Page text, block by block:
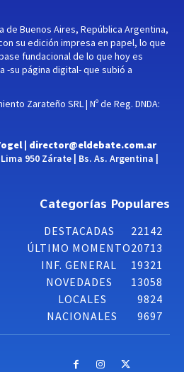
de Buenos Aires, República Argentina,
su edición impresa en papel, lo que
fundacional de lo que hoy es
-su página digital- que subió a
Zarateño SRL | Nº de Reg. DNDA:
| director@eldebate.com.ar
950 Zárate | Bs. As. Argentina |
Categorías Populares
DESTACADAS
22142
ÚLTIMO MOMENTO20713
INF. GENERAL
19321
NOVEDADES
13058
LOCALES
9824
NACIONALES
9697